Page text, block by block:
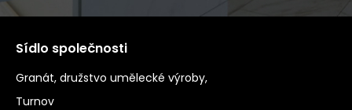
Sídlo společnosti
Granát, družstvo umělecké výroby,
Turnov